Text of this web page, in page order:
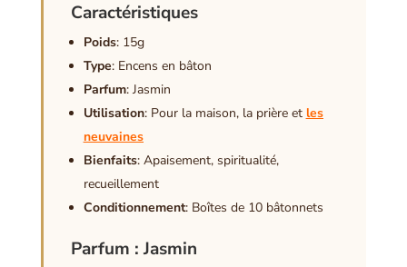
Caractéristiques
Poids: 15g
Type: Encens en bâton
Parfum: Jasmin
Utilisation: Pour la maison, la prière et les
neuvaines
Bienfaits: Apaisement, spiritualité,
recueillement
Conditionnement: Boîtes de 10 bâtonnets
Parfum : Jasmin